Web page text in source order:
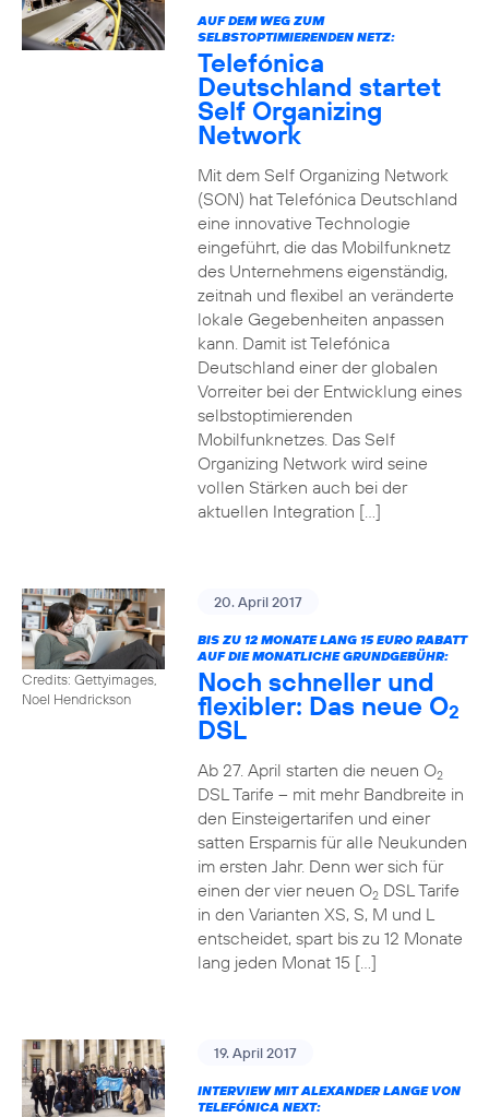
AUF DEM WEG ZUM
SELBSTOPTIMIERENDEN NETZ:
Telefónica
Deutschland startet
Self Organizing
Network
Mit dem Self Organizing Network
(SON) hat Telefónica Deutschland
eine innovative Technologie
eingeführt, die das Mobilfunknetz
des Unternehmens eigenständig,
zeitnah und flexibel an veränderte
lokale Gegebenheiten anpassen
kann. Damit ist Telefónica
Deutschland einer der globalen
Vorreiter bei der Entwicklung eines
selbstoptimierenden
Mobilfunknetzes. Das Self
Organizing Network wird seine
vollen Stärken auch bei der
aktuellen Integration […]
Credits: Gettyimages,
Noel Hendrickson
20. April 2017
BIS ZU 12 MONATE LANG 15 EURO RABATT
AUF DIE MONATLICHE GRUNDGEBÜHR:
Noch schneller und
flexibler: Das neue O2
DSL
Ab 27. April starten die neuen O2
DSL Tarife – mit mehr Bandbreite in
den Einsteigertarifen und einer
satten Ersparnis für alle Neukunden
im ersten Jahr. Denn wer sich für
einen der vier neuen O2DSL Tarife
in den Varianten XS, S, M und L
entscheidet, spart bis zu 12 Monate
lang jeden Monat 15 […]
19. April 2017
INTERVIEW MIT ALEXANDER LANGE VON
TELEFÓNICA NEXT: